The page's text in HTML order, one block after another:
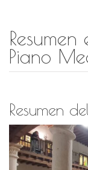
Piano
Resumen